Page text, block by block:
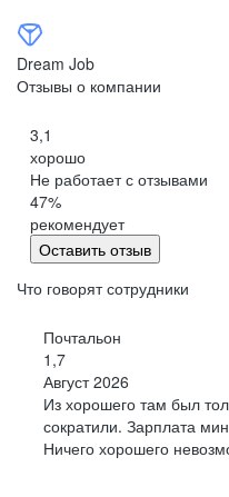
Петропавловск-
Черкесск
Киров
Китай
Сыктывкар
Кострома
Краснодар
Курск
Липецк
Магадан
Йошкар-Ола
Саранск
Dream Job
Отзывы о компании
3,1
хорошо
Не работает с отзывами
47%
рекомендует
Оставить отзыв
Что говорят сотрудники
Почтальон
1,7
Август 2026
Из хорошего там был
сократили. Зарплата
Ничего хорошего